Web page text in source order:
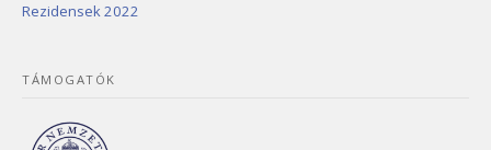
Rezidensek 2022
TÁMOGATÓK